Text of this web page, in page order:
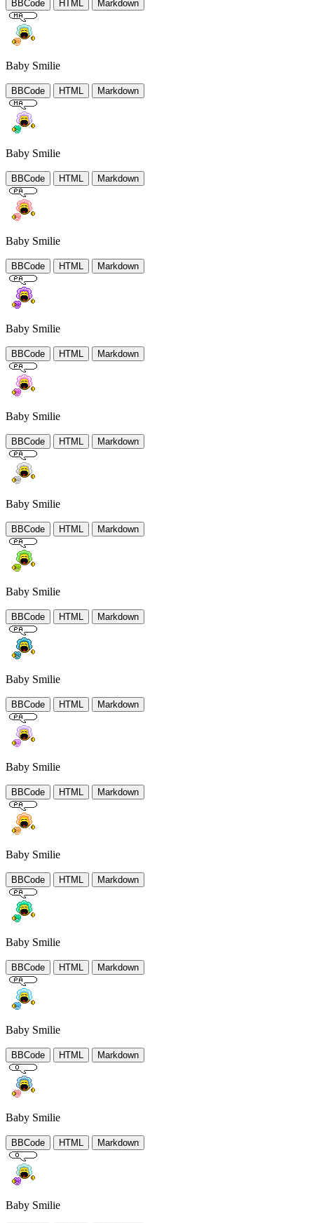
BBCode HTML Markdown
Baby Smilie
BBCode HTML Markdown
Baby Smilie
BBCode HTML Markdown
Baby Smilie
BBCode HTML Markdown
Baby Smilie
BBCode HTML Markdown
Baby Smilie
BBCode HTML Markdown
Baby Smilie
BBCode HTML Markdown
Baby Smilie
BBCode HTML Markdown
Baby Smilie
BBCode HTML Markdown
Baby Smilie
BBCode HTML Markdown
Baby Smilie
BBCode HTML Markdown
Baby Smilie
BBCode HTML Markdown
Baby Smilie
BBCode HTML Markdown
Baby Smilie
BBCode HTML Markdown
Baby Smilie